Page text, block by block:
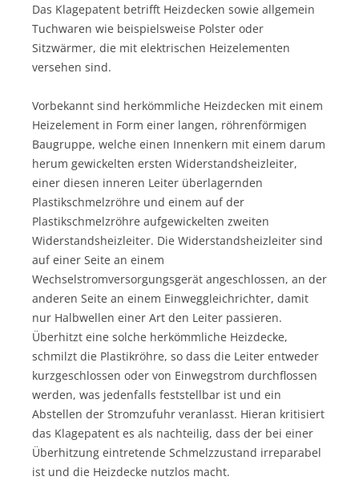
Das Klagepatent betrifft Heizdecken sowie allgemein
Tuchwaren wie beispielsweise Polster oder
Sitzwärmer, die mit elektrischen Heizelementen
versehen sind.
Vorbekannt sind herkömmliche Heizdecken mit einem
Heizelement in Form einer langen, röhrenförmigen
Baugruppe, welche einen Innenkern mit einem darum
herum gewickelten ersten Widerstandsheizleiter,
einer diesen inneren Leiter überlagernden
Plastikschmelzröhre und einem auf der
Plastikschmelzröhre aufgewickelten zweiten
Widerstandsheizleiter. Die Widerstandsheizleiter sind
auf einer Seite an einem
Wechselstromversorgungsgerät angeschlossen, an der
anderen Seite an einem Einweggleichrichter, damit
nur Halbwellen einer Art den Leiter passieren.
Überhitzt eine solche herkömmliche Heizdecke,
schmilzt die Plastikröhre, so dass die Leiter entweder
kurzgeschlossen oder von Einwegstrom durchflossen
werden, was jedenfalls feststellbar ist und ein
Abstellen der Stromzufuhr veranlasst. Hieran kritisiert
das Klagepatent es als nachteilig, dass der bei einer
Überhitzung eintretende Schmelzzustand irreparabel
ist und die Heizdecke nutzlos macht.